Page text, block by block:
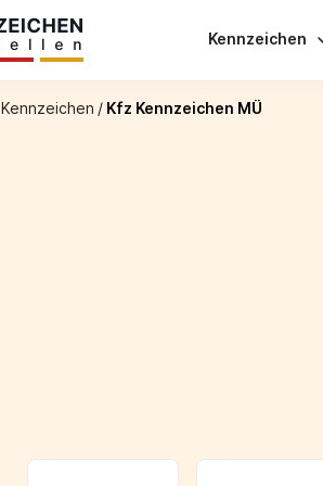
Kennzeichen
Kennzeichen / Kfz Kennzeichen MÜ